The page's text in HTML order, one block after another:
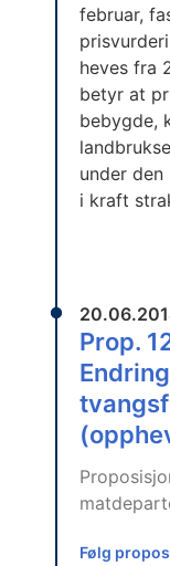
februar,
heves fra
betyr at
bebygde,
under den
i kraft
Prop.
Følg